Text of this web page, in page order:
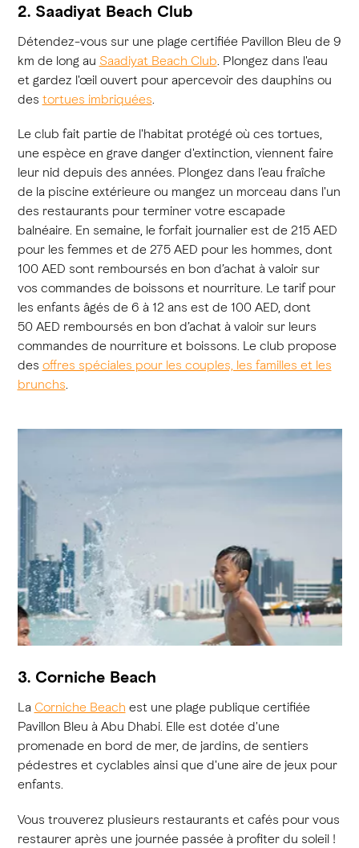
2. Saadiyat Beach Club
Détendez-vous sur une plage certifiée Pavillon Bleu de 9
km de long au Saadiyat Beach Club. Plongez dans l'eau
et gardez l'œil ouvert pour apercevoir des dauphins ou
des tortues imbriquées.
Le club fait partie de l'habitat protégé où ces tortues,
une espèce en grave danger d'extinction, viennent faire
leur nid depuis des années. Plongez dans l'eau fraîche
de la piscine extérieure ou mangez un morceau dans l'un
des restaurants pour terminer votre escapade
balnéaire. En semaine, le forfait journalier est de 215 AED
pour les femmes et de 275 AED pour les hommes, dont
100 AED sont remboursés en bon d’achat à valoir sur
vos commandes de boissons et nourriture. Le tarif pour
les enfants âgés de 6 à 12 ans est de 100 AED, dont
50 AED remboursés en bon d’achat à valoir sur leurs
commandes de nourriture et boissons. Le club propose
des offres spéciales pour les couples, les familles et les
brunchs.
3. Corniche Beach
La Corniche Beach est une plage publique certifiée
Pavillon Bleu à Abu Dhabi. Elle est dotée d'une
promenade en bord de mer, de jardins, de sentiers
pédestres et cyclables ainsi que d'une aire de jeux pour
enfants.
Vous trouverez plusieurs restaurants et cafés pour vous
restaurer après une journée passée à profiter du soleil !